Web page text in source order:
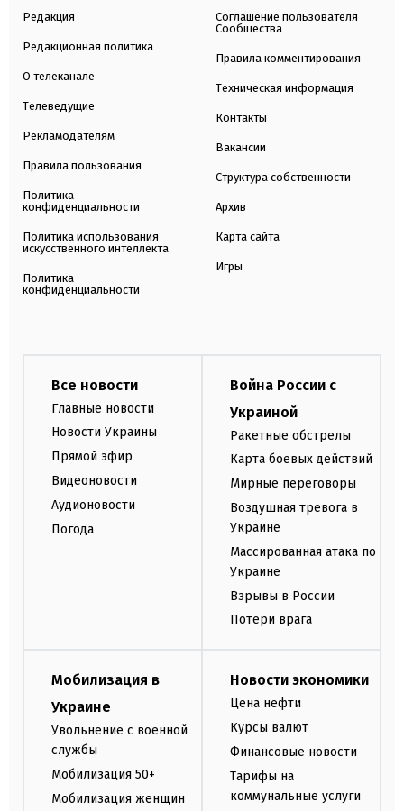
Редакция
Редакционная политика
О телеканале
Телеведущие
Рекламодателям
Правила пользования
Политика
конфиденциальности
Политика использования
искусственного интеллекта
Политика
конфиденциальности
Соглашение пользователя
Сообщества
Правила комментирования
Техническая информация
Контакты
Вакансии
Структура собственности
Архив
Карта сайта
Игры
Все новости
Главные новости
Новости Украины
Прямой эфир
Видеоновости
Аудионовости
Погода
Война России с
Украиной
Ракетные обстрелы
Карта боевых действий
Мирные переговоры
Воздушная тревога в
Украине
Массированная атака по
Украине
Взрывы в России
Потери врага
Мобилизация в
Украине
Увольнение с военной
службы
Мобилизация 50+
Мобилизация женщин
Новости экономики
Цена нефти
Курсы валют
Финансовые новости
Тарифы на
коммунальные услуги